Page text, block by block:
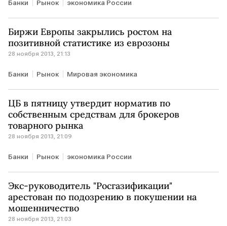
Банки Рынок экономика России
Биржи Европы закрылись ростом на
позитивной статистике из еврозоны
28 ноября 2013, 21:13
Банки Рынок Мировая экономика
ЦБ в пятницу утвердит норматив по
собственным средствам для брокеров
товарного рынка
28 ноября 2013, 21:09
Банки Рынок экономика России
Экс-руководитель "Росгазификации"
арестован по подозрению в покушении на
мошенничество
28 ноября 2013, 21:03